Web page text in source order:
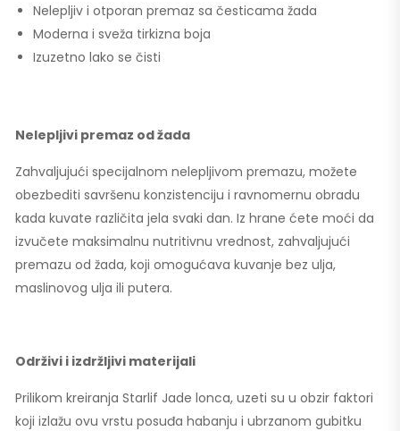
Nelepljiv i otporan premaz sa česticama žada
Moderna i sveža tirkizna boja
Izuzetno lako se čisti
Nelepljivi premaz od žada
Zahvaljujući specijalnom nelepljivom premazu, možete
obezbediti savršenu konzistenciju i ravnomernu obradu
kada kuvate različita jela svaki dan. Iz hrane ćete moći da
izvučete maksimalnu nutritivnu vrednost, zahvaljujući
premazu od žada, koji omogućava kuvanje bez ulja,
maslinovog ulja ili putera.
Održivi i izdržljivi materijali
Prilikom kreiranja Starlif Jade lonca, uzeti su u obzir faktori
koji izlažu ovu vrstu posuđa habanju i ubrzanom gubitku